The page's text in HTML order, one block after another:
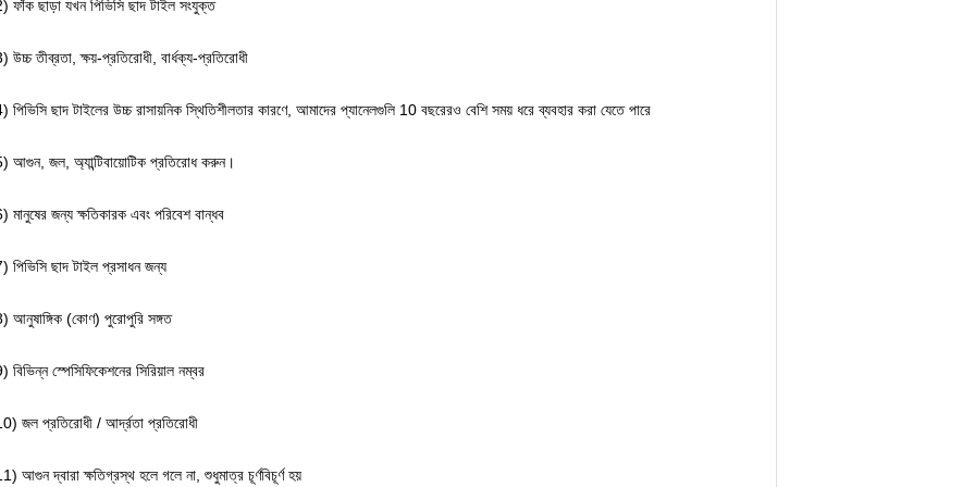
ফাঁক ছাড়া যখন পিভিসি ছাদ টাইল সংযুক্ত
উচ্চ তীব্রতা, ক্ষয়-প্রতিরোধী, বার্ধক্য-প্রতিরোধী
পিভিসি ছাদ টাইলের উচ্চ রাসায়নিক স্থিতিশীলতার কারণে, আমাদের প্যানেলগুলি 10 বছরেরও বেশি সময় ধরে ব্যবহার করা যেতে পারে
আগুন, জল, অ্যান্টিবায়োটিক প্রতিরোধ করুন।
মানুষের জন্য ক্ষতিকারক এবং পরিবেশ বান্ধব
পিভিসি ছাদ টাইল প্রসাধন জন্য
আনুষাঙ্গিক (কোণ) পুরোপুরি সঙ্গত
বিভিন্ন স্পেসিফিকেশনের সিরিয়াল নম্বর
জল প্রতিরোধী / আর্দ্রতা প্রতিরোধী
আগুন দ্বারা ক্ষতিগ্রস্থ হলে গলে না, শুধুমাত্র চূর্ণবিচূর্ণ হয়